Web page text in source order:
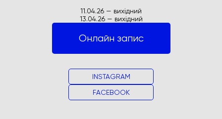
11.04.26 — вихідний
13.04.26 — вихідний
Онлайн запис
INSTAGRAM
FACEBOOK